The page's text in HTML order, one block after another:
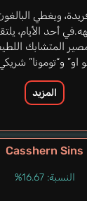
ويغطي
أحد الأيام،
المتشابك
او” و“تومونا”
المزيد
Casshern Sins
النسبة: 16.67%